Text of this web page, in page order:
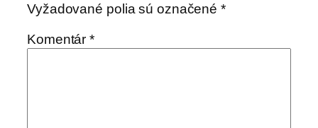
Vyžadované polia sú označené*
Komentár*